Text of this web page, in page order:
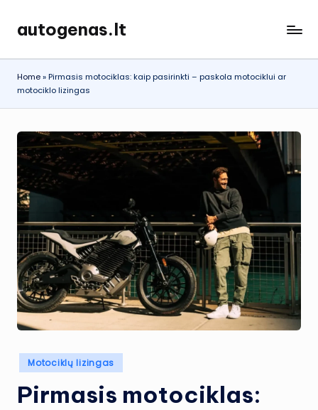
Skip
content
autogenas.lt
Home»Pirmasis motociklas: kaip pasirinkti – paskola motociklui ar
motociklo lizingas
Posted
in
Motociklų lizingas
Pirmasis motociklas: